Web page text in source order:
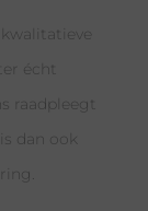
écht
raadpleegt
dan ook